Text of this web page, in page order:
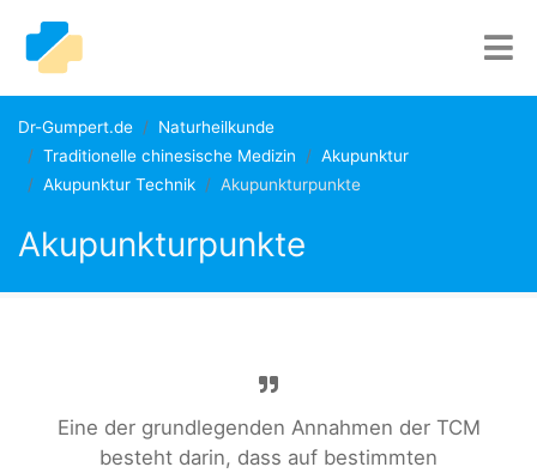
Dr-Gumpert.de
Naturheilkunde
Traditionelle chinesische Medizin
Akupunktur
Akupunktur Technik
Akupunkturpunkte
Akupunkturpunkte
Eine der grundlegenden Annahmen der TCM
besteht darin, dass auf bestimmten